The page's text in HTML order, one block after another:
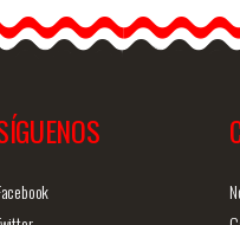
Dorada Elegantes
Ferias y Romerías.